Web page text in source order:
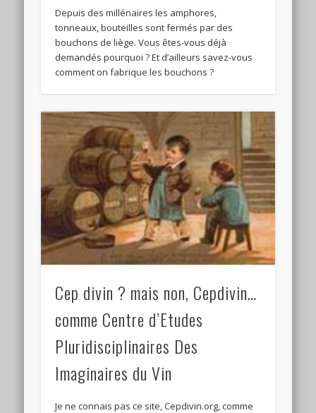
Depuis des millénaires les amphores,
tonneaux, bouteilles sont fermés par des
bouchons de liège. Vous êtes-vous déjà
demandés pourquoi ? Et d’ailleurs savez-vous
comment on fabrique les bouchons ?
Cep divin ? mais non, Cepdivin…
comme Centre d’Etudes
Pluridisciplinaires Des
Imaginaires du Vin
Je ne connais pas ce site, Cepdivin.org, comme